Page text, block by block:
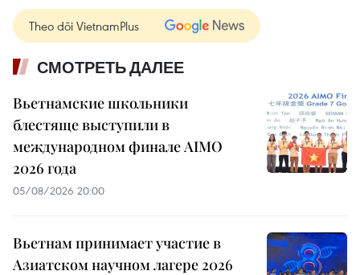
Theo dõi VietnamPlus
СМОТРЕТЬ ДАЛЕЕ
Вьетнамские школьники
блестяще выступили в
международном финале AIMO
2026 года
05/08/2026 20:00
Вьетнам принимает участие в
Азиатском научном лагере 2026